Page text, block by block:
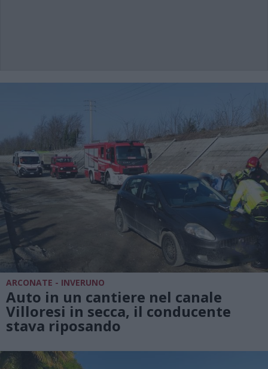
ARCONATE - INVERUNO
Auto in un cantiere nel canale
Villoresi in secca, il conducente
stava riposando